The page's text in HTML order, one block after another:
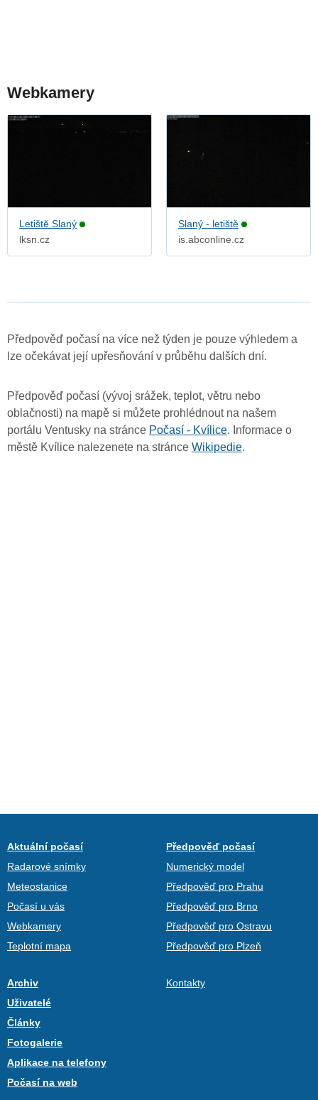
Webkamery
Letiště Slaný
lksn.cz
Slaný - letiště
is.abconline.cz
Předpověď počasí na více než týden je pouze výhledem a
lze očekávat její upřesňování v průběhu dalších dní.
Předpověď počasí (vývoj srážek, teplot, větru nebo
oblačnosti) na mapě si můžete prohlédnout na našem
portálu Ventusky na stránce Počasí - Kvílice. Informace o
městě Kvílice nalezenete na stránce Wikipedie.
Aktuální počasí
Radarové snímky
Meteostanice
Počasí u vás
Webkamery
Teplotní mapa
Předpověď počasí
Numerický model
Předpověď pro Prahu
Předpověď pro Brno
Předpověď pro Ostravu
Předpověď pro Plzeň
Archiv
Uživatelé
Články
Fotogalerie
Aplikace na telefony
Počasí na web
Kontakty